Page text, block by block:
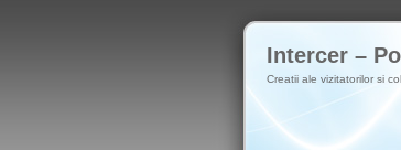
Intercer –
Creatii ale vizitatorilor si